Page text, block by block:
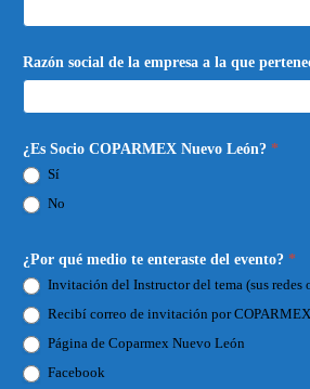
Razón social de la empresa a la que
¿Es Socio COPARMEX Nuevo León? *
Sí
No
¿Por qué medio te enteraste del evento? *
Invitación del Instructor del tema (sus redes
Recibí correo de invitación por COPARMEX
Página de Coparmex Nuevo León
Facebook